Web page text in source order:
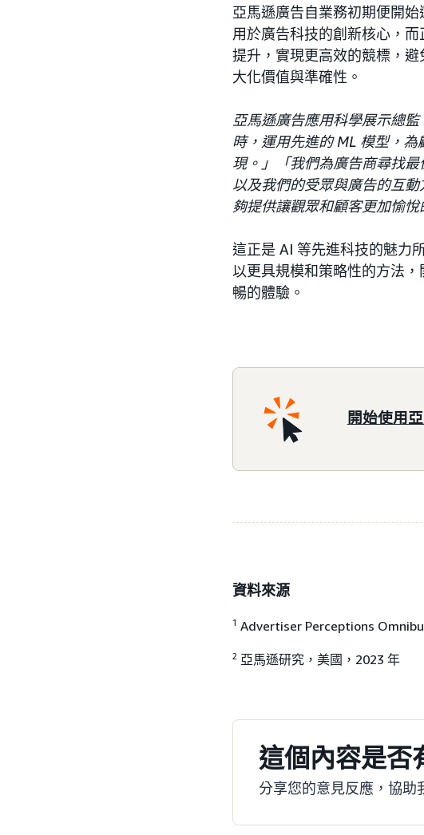
亞馬遜廣告自業務初期便開
用於廣告科技的創新核心，
提升，實現更高效的競標，
大化價值與準確性。
亞馬遜廣告應用科學展示總
時，運用先進的 ML 模型，
現。」「我們為廣告商尋找
以及我們的受眾與廣告的互
夠提供讓觀眾和顧客更加愉
這正是 AI 等先進科技的魅力
以更具規模和策略性的方法
暢的體驗。
開始使用
資料來源
1 Advertiser Perceptions
2 亞馬遜研究，美國，2023 年
這個內容是否
分享您的意見反應，協助